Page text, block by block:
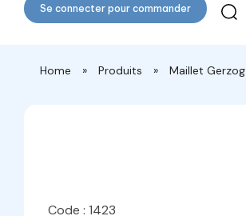
Se connecter pour commander
Home » Produits » Maillet Gerzog
Code : 1423